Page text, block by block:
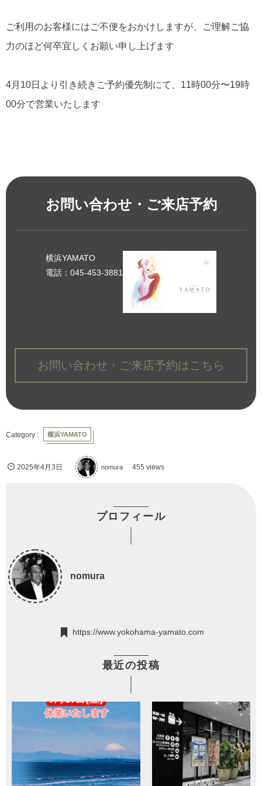
ご利用のお客様にはご不便をおかけしますが、ご理解ご協
力のほど何卒宜しくお願い申し上げます
4月10日より引き続きご予約優先制にて、11時00分〜19時
00分で営業いたします
お問い合わせ・ご来店予約
横浜YAMATO
電話：045-453-3881
お問い合わせ・ご来店予約はこちら
横浜YAMATO
2025年4月3日 nomura 455 views
プロフィール
nomura
https://www.yokohama-yamato.com
最近の投稿